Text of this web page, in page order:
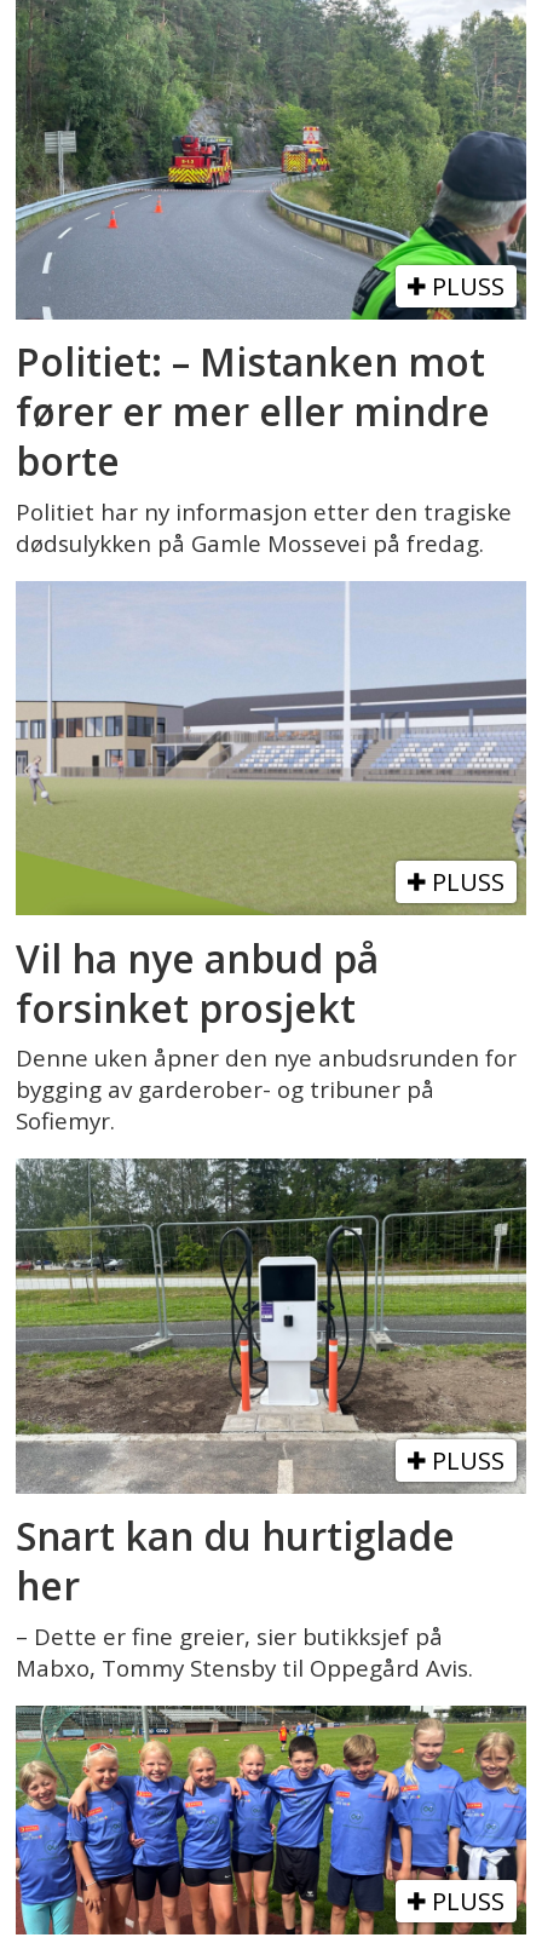
PLUSS
Politiet: – Mistanken mot
fører er mer eller mindre
borte
Politiet har ny informasjon etter den tragiske
dødsulykken på Gamle Mossevei på fredag.
PLUSS
Vil ha nye anbud på
forsinket prosjekt
Denne uken åpner den nye anbudsrunden for
bygging av garderober- og tribuner på
Sofiemyr.
PLUSS
Snart kan du hurtiglade
her
– Dette er fine greier, sier butikksjef på
Mabxo, Tommy Stensby til Oppegård Avis.
PLUSS